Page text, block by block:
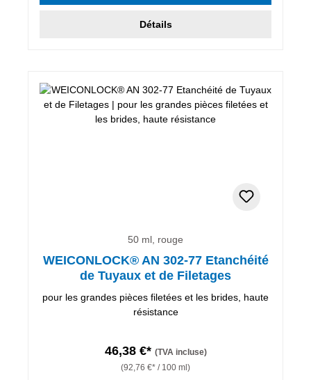
Détails
50 ml, rouge
WEICONLOCK® AN 302-77 Etanchéité
de Tuyaux et de Filetages
pour les grandes pièces filetées et les brides, haute
résistance
46,38 €* (TVA incluse)
(92,76 €* / 100 ml)